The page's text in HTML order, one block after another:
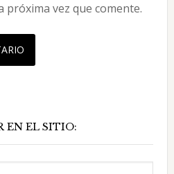
próxima vez que comente.
EN EL SITIO: